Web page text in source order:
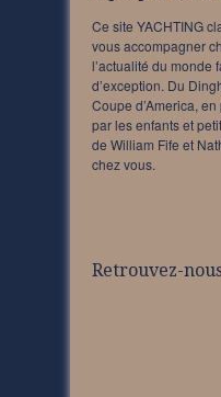
Ce site YACHTING
vous accompagner
l’actualité du monde
d’exception. Du
Coupe d’America,
par les enfants et
de William Fife et
chez vous.
Retrouvez-